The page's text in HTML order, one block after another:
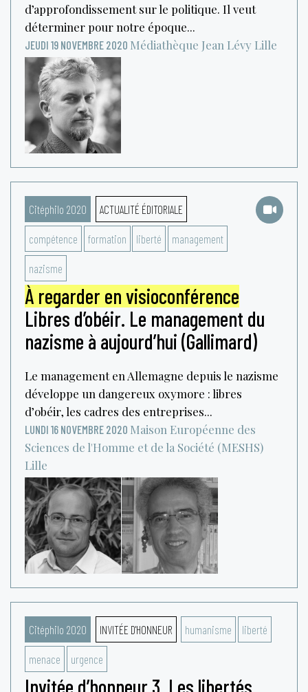
d’approfondissement sur le politique. Il veut
déterminer pour notre époque...
JEUDI 19 NOVEMBRE 2020 Médiathèque Jean Lévy Lille
Citéphilo 2020 ACTUALITÉ ÉDITORIALE
compétence formation liberté management
nazisme
À regarder en visioconférence
Libres d’obéir. Le management du
nazisme à aujourd’hui (Gallimard)
Le management en Allemagne depuis le nazisme
développe un dangereux oxymore : libres
d’obéir, les cadres des entreprises...
LUNDI 16 NOVEMBRE 2020 Maison Européenne des
Sciences de l'Homme et de la Société (MESHS)
Lille
Citéphilo 2020 INVITÉE D'HONNEUR humanisme liberté
menace urgence
Invitée d’honneur 3. Les libertés